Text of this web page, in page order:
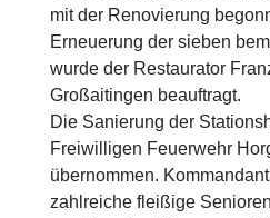
mit der Renovierung
Erneuerung der sieben
wurde der Restaurator
Großaitingen beauftragt.
Die Sanierung der
Freiwilligen Feuerwehr
übernommen.
zahlreiche fleißige